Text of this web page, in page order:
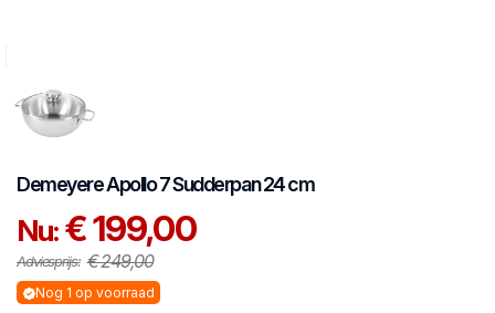
DemeyereApollo 7Sudderpan 24 cm
Nu:€ 199,00
Adviesprijs: € 249,00
Nog 1 op voorraad